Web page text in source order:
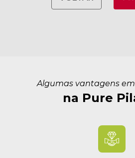
Algumas vantagens
na Pure